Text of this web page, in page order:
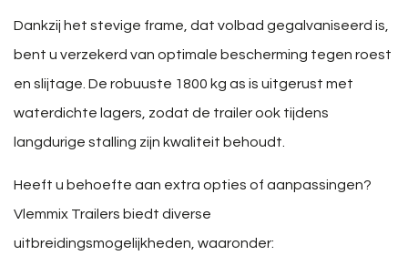
Dankzij het stevige frame, dat volbad gegalvaniseerd is,
bent u verzekerd van optimale bescherming tegen roest
en slijtage. De robuuste 1800 kg as is uitgerust met
waterdichte lagers, zodat de trailer ook tijdens
langdurige stalling zijn kwaliteit behoudt.
Heeft u behoefte aan extra opties of aanpassingen?
Vlemmix Trailers biedt diverse
uitbreidingsmogelijkheden, waaronder: